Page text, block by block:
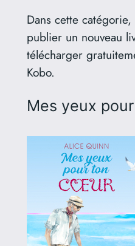
Dans cette
publier un nouveau
télécharger
Kobo.
Mes yeux